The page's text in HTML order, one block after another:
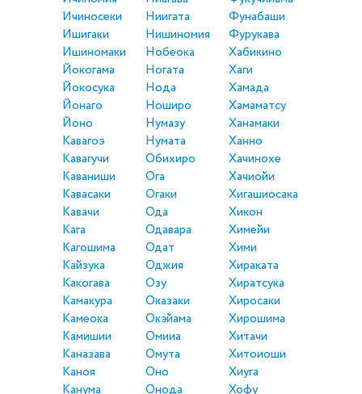
Ичиносеки
Ишигаки
Ишиномаки
Йокогама
Йокосука
Йонаго
Йоно
Кавагоэ
Кавагучи
Каваниши
Кавасаки
Кавачи
Кага
Кагошима
Кайзука
Какогава
Камакура
Камеока
Камишии
Каназава
Каноя
Канума
Ниигата
Нишиномия
Нобеока
Ногата
Нода
Ноширо
Нумазу
Нумата
Обихиро
Ога
Огаки
Ода
Одавара
Одат
Оджия
Озу
Оказаки
Окэйама
Омииа
Омута
Оно
Онода
Фунабаши
Фурукава
Хабикино
Хаги
Хамада
Хамаматсу
Ханамаки
Ханно
Хачинохе
Хачиойи
Хигашиосака
Хикон
Химейи
Хими
Хираката
Хиратсука
Хиросаки
Хирошима
Хитачи
Хитоиоши
Хиуга
Хофу